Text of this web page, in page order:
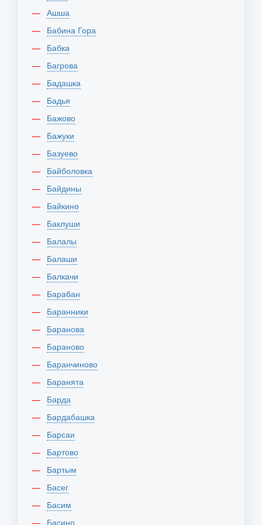
Ашша
Бабина Гора
Бабка
Багрова
Бадашка
Бадья
Бажово
Бажуки
Базуево
Байболовка
Байдины
Байкино
Баклуши
Балалы
Балаши
Балкачи
Барабан
Баранники
Баранова
Бараново
Баранчиново
Баранята
Барда
Бардабашка
Барсаи
Бартово
Бартым
Басег
Басим
Басино